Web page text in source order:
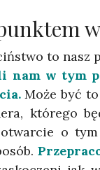
to nasz
nam w tym
Może być
którego
o